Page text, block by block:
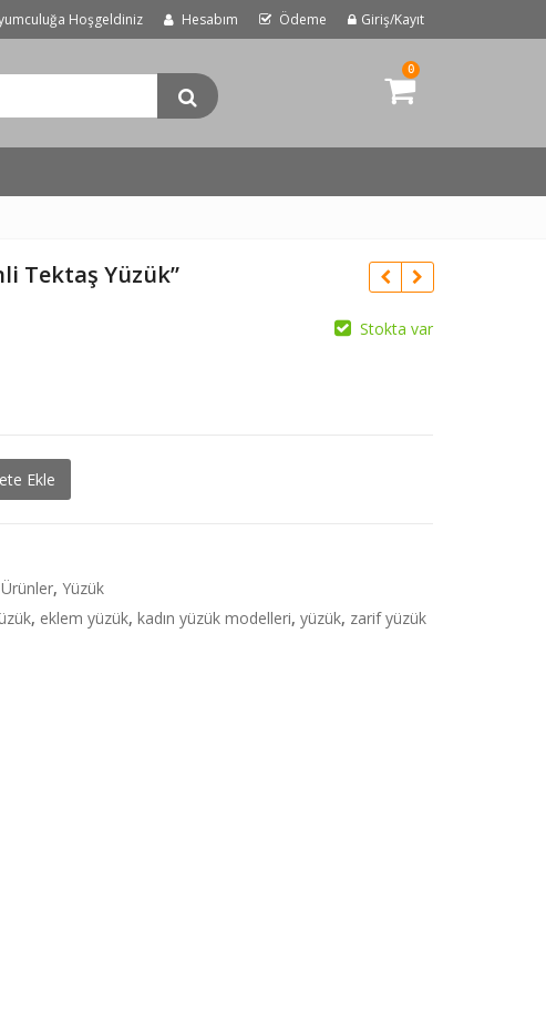
Hoşgeldiniz Hesabım Ödeme Giriş/Kayıt
0
Tektaş Yüzük”
Stokta var
Ekle
, Yüzük
, eklem yüzük, kadın yüzük modelleri, yüzük, zarif yüzük